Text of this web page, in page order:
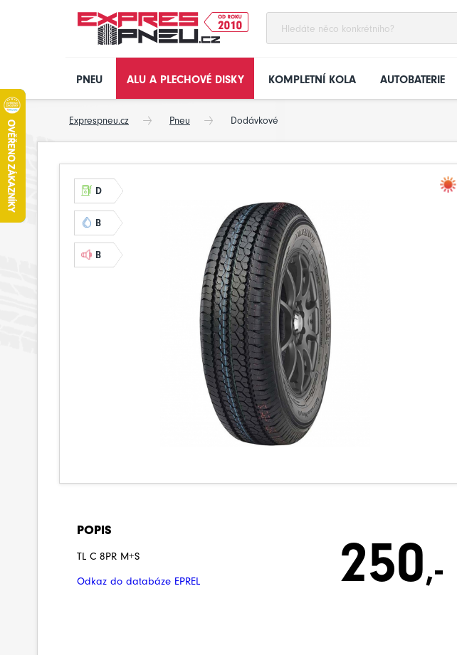
PNEU ALU A PLECHOVÉ DISKY KOMPLETNÍ KOLA AUTOBATERIE
Exprespneu.cz Pneu Dodávkové
D
B
B
POPIS
TL C 8PR M+S
Odkaz do databáze EPREL 250,-